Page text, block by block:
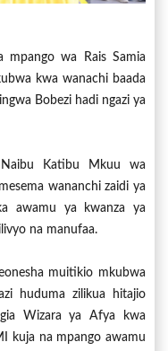
mpango wa Rais Samia
kwa wanachi baada
Bobezi hadi ngazi ya
Katibu Mkuu wa
wananchi zaidi ya
awamu ya kwanza ya
na manufaa.
muitikio mkubwa
huduma zilikua hitajio
Wizara ya Afya kwa
kuja na mpango awamu